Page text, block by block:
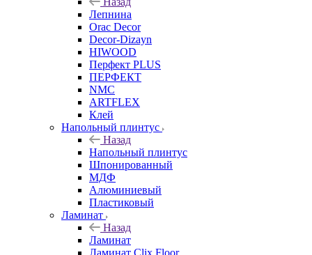
Лепнина
Orac Decor
Decor-Dizayn
HIWOOD
Перфект PLUS
ПЕРФЕКТ
NMC
ARTFLEX
Клей
Напольный плинтус
Назад
Напольный плинтус
Шпонированный
МДФ
Алюминиевый
Пластиковый
Ламинат
Назад
Ламинат
Ламинат Clix Floor